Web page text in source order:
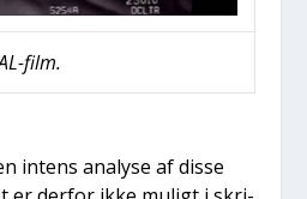
film.
intens ana­ly­se af dis­se